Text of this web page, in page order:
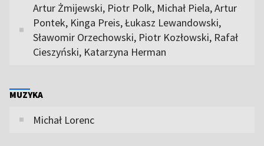
Artur Żmijewski, Piotr Polk, Michał Piela, Artur
Pontek, Kinga Preis, Łukasz Lewandowski,
Sławomir Orzechowski, Piotr Kozłowski, Rafał
Cieszyński, Katarzyna Herman
MUZYKA
Michał Lorenc